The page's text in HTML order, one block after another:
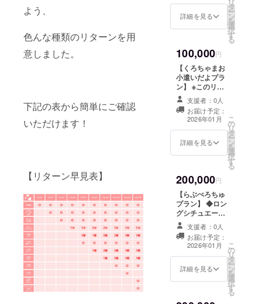
よう、
色んな種類のリターンを用
意しました。
下記の表から簡単にご確認
いただけます！
【リターン早見表】
┗備考欄に希望
されるお名前を
い。︎ ◇Live2d姿
３０秒ほどの動
画をメールにて
URLでお渡し。
┗内容は共通と
なります。 ◇ク
ラファン限定オ
リジナルPC壁紙
◇クラファン限
定オリジナルス
マホ壁紙 ◇初配
信内のスライド
にお名前掲載 ┗
れるお名前をご
記入ください。︎
◇支援者様限定
プロジェクトの
進捗報告
限定BIG缶バッ
ジ（ランダム３
限定アクリル
キーホルダー
（ランダム３種
類中１種） ┗サ
イズ：70ｍｍ ◇
直筆サイン入り
メッセージ色紙
◇ロングシチュ
エーションボイ
ス ┣備考欄にご
希望のシチュ
エーションをご
い。 ┗２分間の
オリジナルセリ
フを収録して動
画音声データを
メールにてURL
でお渡しいたし
ます。 ◇あなた
のお名前をお呼
びしてお礼させ
ていただきま
す。 ┣１０秒ほ
詳細を見る
タ
ー
ン
を
選
択
す
る
100,000円
【くろちゃまお
小遣いだよプラ
ン】 ※このリ
ターンは3,000円
のリターンと同
じ内容になりま
す。 ◆初配信内
のスライドにお
名前掲載 ┗ 備考
援者様限定プロ
ジェクトの進捗
報告
支援者：0人
お届け予定：
2026年01月
詳細を見る
こ
の
リ
タ
ー
ン
を
選
択
す
る
200,000円
【らぶぺろちゅ
プラン】 ◆ロン
グシチュエー
ションボイス ┣
備考欄にご希望
のシチュエー
ションをご記入
してください。
┗３分間のオリ
支援者：0人
お届け予定：
2026年01月
詳細を見る
こ
の
リ
タ
ー
ン
を
選
択
す
る